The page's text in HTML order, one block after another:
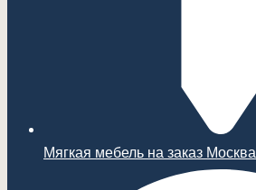
Мягкая мебель на заказ Москва